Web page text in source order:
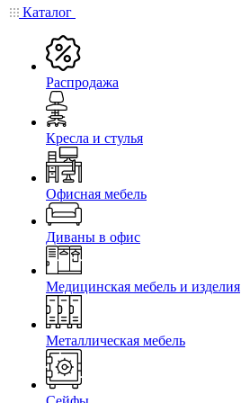
Каталог
Распродажа
Кресла и стулья
Офисная мебель
Диваны в офис
Медицинская мебель и изделия
Металлическая мебель